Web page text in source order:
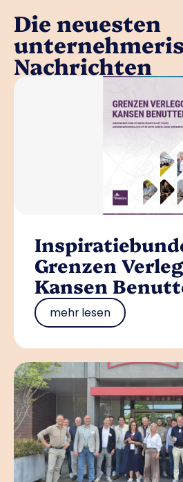
Die neuesten
Nachrichten
Grenzen
Kansen
mehr lesen